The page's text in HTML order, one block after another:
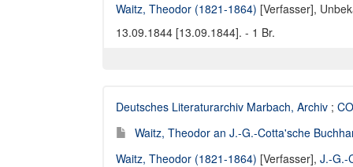
Waitz, Theodor (1821-1864) [Verfasser],
13.09.1844 [13.09.1844]. - 1 Br.
Deutsches Literaturarchiv Marbach, Archiv ;
Waitz, Theodor an J.-G.-Cotta'sche
Waitz, Theodor (1821-1864) [Verfasser], J.-G.-